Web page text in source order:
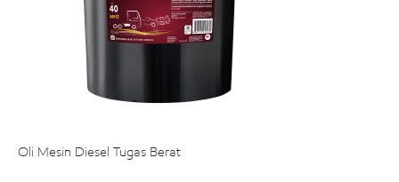
Oli Mesin Diesel Tugas Berat